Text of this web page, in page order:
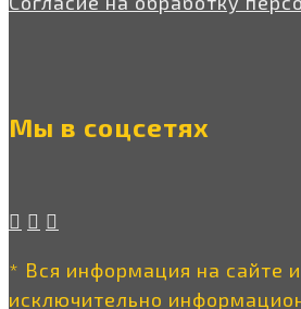
Мы в соцсетях
* Вся информация на сайте
исключительно